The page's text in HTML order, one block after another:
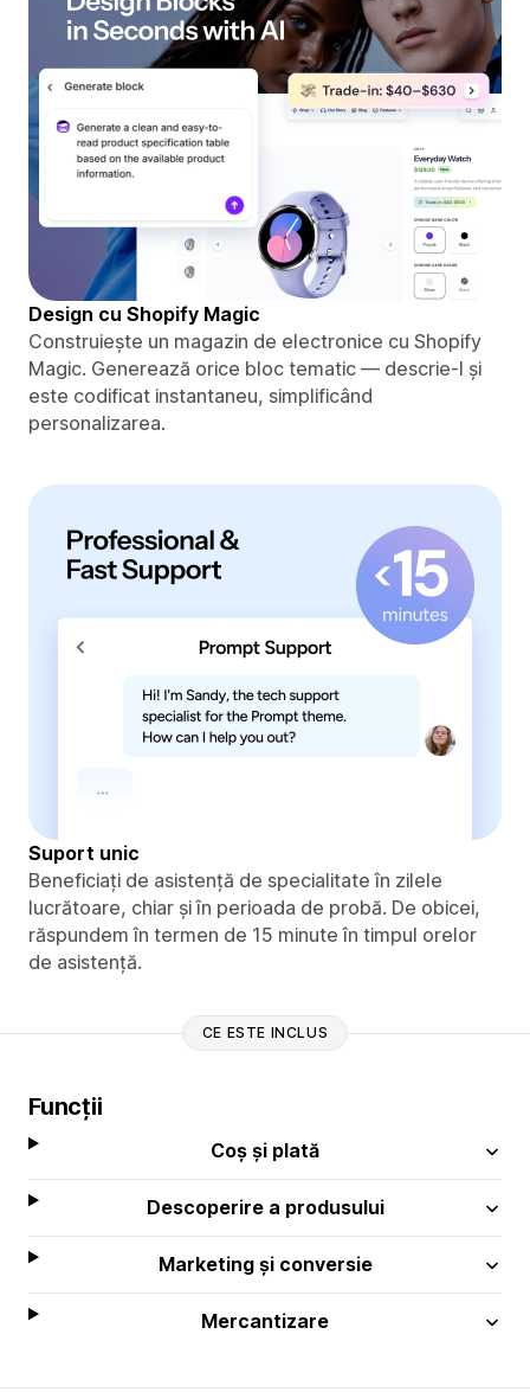
Design cu Shopify Magic
Construiește un magazin de electronice cu Shopify
Magic. Generează orice bloc tematic — descrie-l și
este codificat instantaneu, simplificând
personalizarea.
Suport unic
Beneficiați de asistență de specialitate în zilele
lucrătoare, chiar și în perioada de probă. De obicei,
răspundem în termen de 15 minute în timpul orelor
de asistență.
CE ESTE INCLUS
Funcții
Coș și plată
Descoperire a produsului
Marketing și conversie
Mercantizare